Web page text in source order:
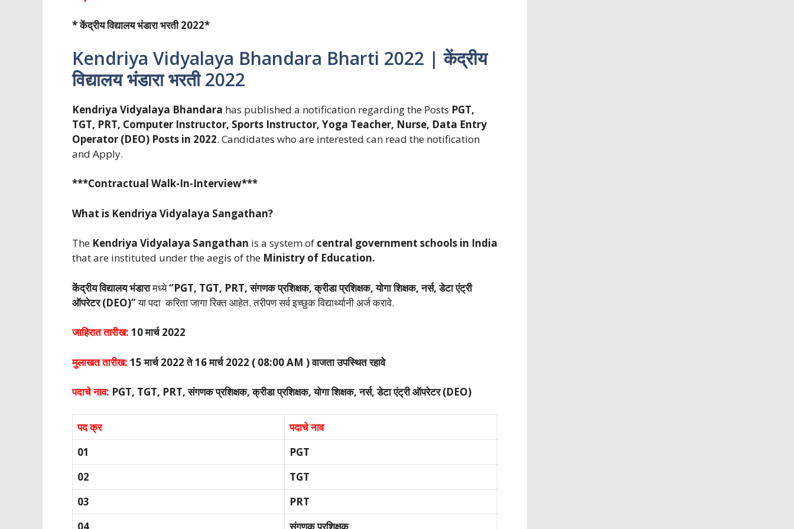
* केंद्रीय विद्यालय भंडारा भरती 2022*
Kendriya Vidyalaya Bhandara Bharti 2022 | केंद्रीय
विद्यालय भंडारा भरती 2022
Kendriya Vidyalaya Bhandara has published a notification regarding the Posts PGT,
TGT, PRT, Computer Instructor, Sports Instructor, Yoga Teacher, Nurse, Data Entry
Operator (DEO) Posts in 2022. Candidates who are interested can read the notification
and Apply.
***Contractual Walk-In-Interview***
What is Kendriya Vidyalaya Sangathan?
The Kendriya Vidyalaya Sangathan is a system of central government schools in India
that are instituted under the aegis of the Ministry of Education.
केंद्रीय विद्यालय भंडारामध्ये“PGT, TGT, PRT, संगणक प्रशिक्षक, क्रीडा प्रशिक्षक, योगा शिक्षक, नर्स, डेटा एंट्री
ऑपरेटर (DEO)”या पदा करिता जागा रिक्त आहेत. तरीपण सर्व इच्छुक विद्यार्थ्यानी अर्ज करावे.
जाहिरात तारीख: 10 मार्च 2022
मुलाखत तारीख: 15 मार्च 2022 ते 16 मार्च 2022 ( 08:00 AM ) वाजता उपस्थित रहावे
पदाचे नाव: PGT, TGT, PRT, संगणक प्रशिक्षक, क्रीडा प्रशिक्षक, योगा शिक्षक, नर्स, डेटा एंट्री ऑपरेटर (DEO)
पद क्र
पदाचे नाव
01
PGT
02
TGT
03
PRT
04
संगणक प्रशिक्षक